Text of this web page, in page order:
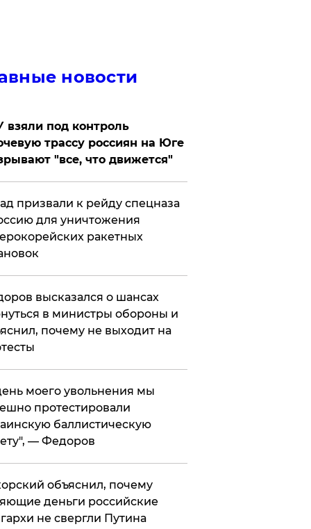
новости
взяли под контроль
трассу россиян на Юге
"все, что движется"
призвали к рейду спецназа
для уничтожения
ракетных
высказался о шансах
в министры обороны и
почему не выходит на
моего увольнения мы
протестировали
баллистическую
— Федоров
объяснил, почему
деньги российские
не свергли Путина